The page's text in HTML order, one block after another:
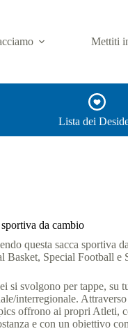
Mettiti
Lista dei
sportiva da cambio
questa sacca sportiva
Basket, Special Football e
si svolgono per tappe, su
interregionale.
offrono ai propri Atleti,
e con un obiettivo